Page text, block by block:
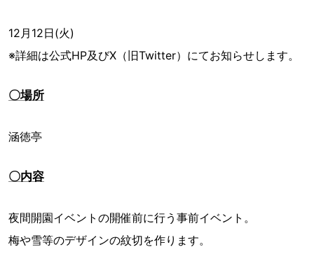
12月12日(火)
※詳細は公式HP及びX（旧Twitter）にてお知らせします。
〇場所
涵徳亭
〇内容
夜間開園イベントの開催前に行う事前イベント。
梅や雪等のデザインの紋切を作ります。